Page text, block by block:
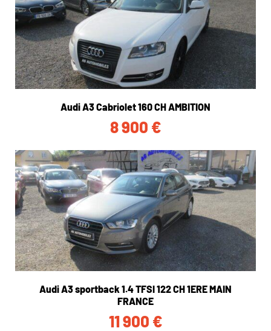
Audi A3 Cabriolet 160 CH AMBITION
8 900 €
Audi A3 sportback 1.4 TFSI 122 CH 1ERE MAIN
FRANCE
11 900 €